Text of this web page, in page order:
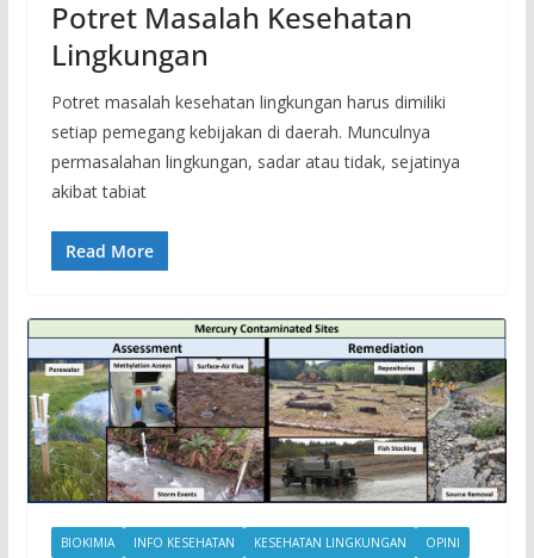
Potret Masalah Kesehatan
Lingkungan
Potret masalah kesehatan lingkungan harus dimiliki
setiap pemegang kebijakan di daerah. Munculnya
permasalahan lingkungan, sadar atau tidak, sejatinya
akibat tabiat
Read More
BIOKIMIA INFO KESEHATAN KESEHATAN LINGKUNGAN
OPINI